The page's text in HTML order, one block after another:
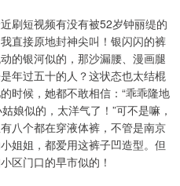
刷短视频有没有被52岁钟丽缇的
直接原地封神尖叫！银闪闪的裤
的银河似的，那沙漏腰、漫画腿
年过五十的人？这状态也太结棍
时候，她都不敢相信：“乖乖隆地
娘似的，太洋气了！”可不是嘛，
八个都在穿液体裤，不管是南京
姐姐，都爱用这裤子凹造型。但
区门口的早市似的！